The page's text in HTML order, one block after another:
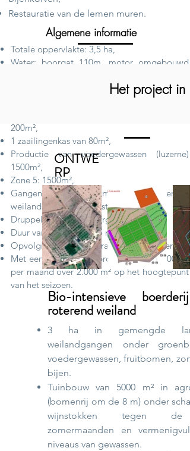
Restauratie van de lemen muren.
Algemene informatie
Totale oppervlakte: 3,5 ha,
Water: boorgat 110m, motor omgebouwd
Tuinbouwoppervlakte: 5000m²,eerste
200m²,
1 zaailingenkas van 80m²,
Productie van voedergewassen (luzerne)
1500m²,
Zone 5: 1500m²,
Gangen van fruitbomen met roterend
weiland en groenbemester van 9000m²,
Druppelirrigatie - "boorgat" water,
Duur van implantatie: 5 maanden,
Opvolging personeelstraining 6 maanden,
Met een gemiddelde productie van 1.200 kg
per maand over 2.000 m² op het hoogtepunt
van het seizoen.
Het project in
ONTWE
RP
Bio-intensieve
roterend weiland
3 ha in gemengde
weilandgangen onder
voedergewassen, fruitbomen,
bijen.
Tuinbouw van 5000 m² in
(bomenrij om de 8 m) onder
wijnstokken tegen de
zomermaanden en
niveaus van gewassen.